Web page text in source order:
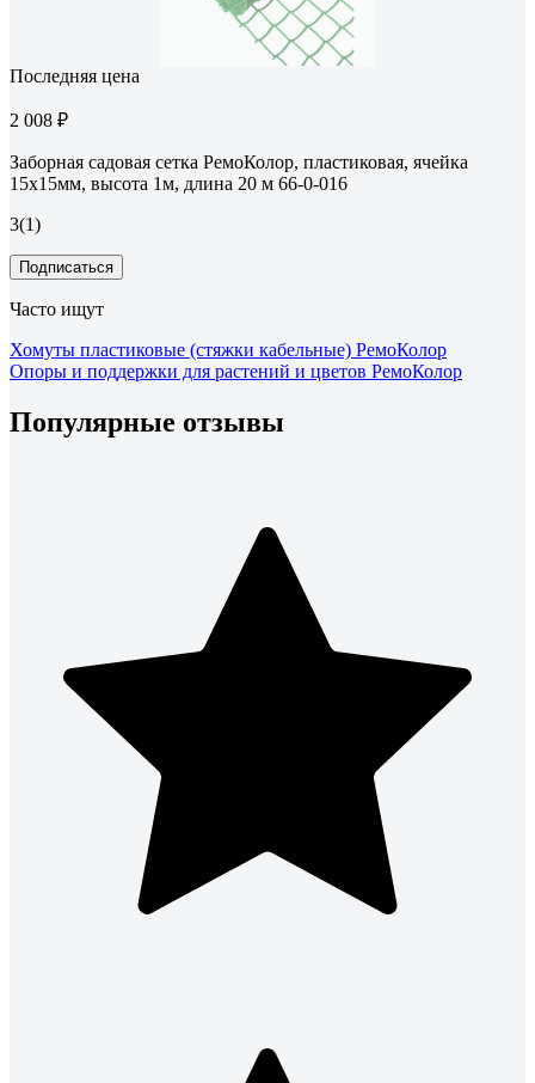
Последняя цена
2 008 ₽
Заборная садовая сетка РемоКолор, пластиковая, ячейка
15x15мм, высота 1м, длина 20 м 66-0-016
3(1)
Подписаться
Часто ищут
Хомуты пластиковые (стяжки кабельные) РемоКолор
Опоры и поддержки для растений и цветов РемоКолор
Популярные отзывы